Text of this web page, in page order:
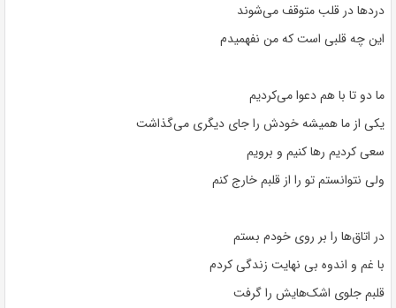
دردها در قلب متوقف می‌شوند
این چه قلبی است که من نفهمیدم
ما دو تا با هم دعوا می‌کردیم
یکی از ما همیشه خودش را جای دیگری می‌گذاشت
سعی کردیم رها کنیم و برویم
ولی نتوانستم تو را از قلبم خارج کنم
در اتاق‌ها را بر روی خودم بستم
با غم و اندوه بی نهایت زندگی کردم
قلبم جلوی اشک‌هایش را گرفت